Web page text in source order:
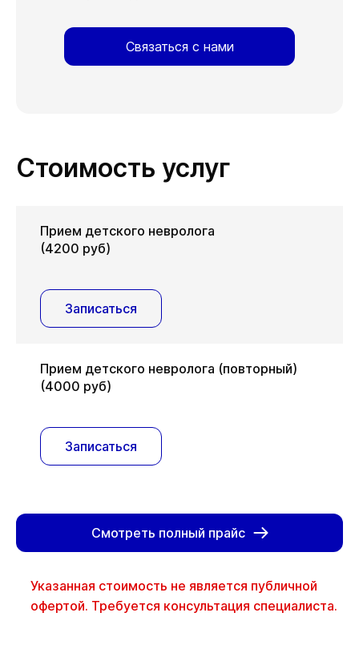
Связаться с нами
Стоимость услуг
Прием детского невролога
(4200 руб)
Записаться
Прием детского невролога (повторный)
(4000 руб)
Записаться
Смотреть полный прайс
Указанная стоимость не является публичной
офертой. Требуется консультация специалиста.